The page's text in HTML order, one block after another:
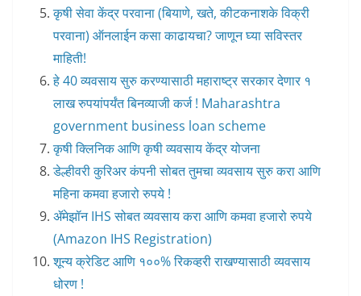
कृषी सेवा केंद्र परवाना (बियाणे, खते, कीटकनाशके विक्री
परवाना) ऑनलाईन कसा काढायचा? जाणून घ्या सविस्तर
माहिती!
हे 40 व्यवसाय सुरु करण्यासाठी महाराष्ट्र सरकार देणार १
लाख रुपयांपर्यंत बिनव्याजी कर्ज ! Maharashtra
government business loan scheme
कृषी क्लिनिक आणि कृषी व्यवसाय केंद्र योजना
डेल्हीवरी कुरिअर कंपनी सोबत तुमचा व्यवसाय सुरु करा आणि
महिना कमवा हजारो रुपये !
ॲमेझॉन IHS सोबत व्यवसाय करा आणि कमवा हजारो रुपये
(Amazon IHS Registration)
शून्य क्रेडिट आणि १००% रिकव्हरी राखण्यासाठी व्यवसाय
धोरण !